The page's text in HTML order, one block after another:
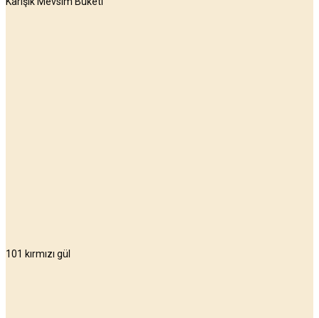
101 kırmızı gül